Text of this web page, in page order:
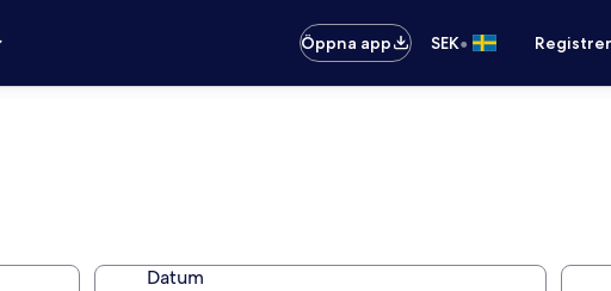
Öppna app SEK•
Datum